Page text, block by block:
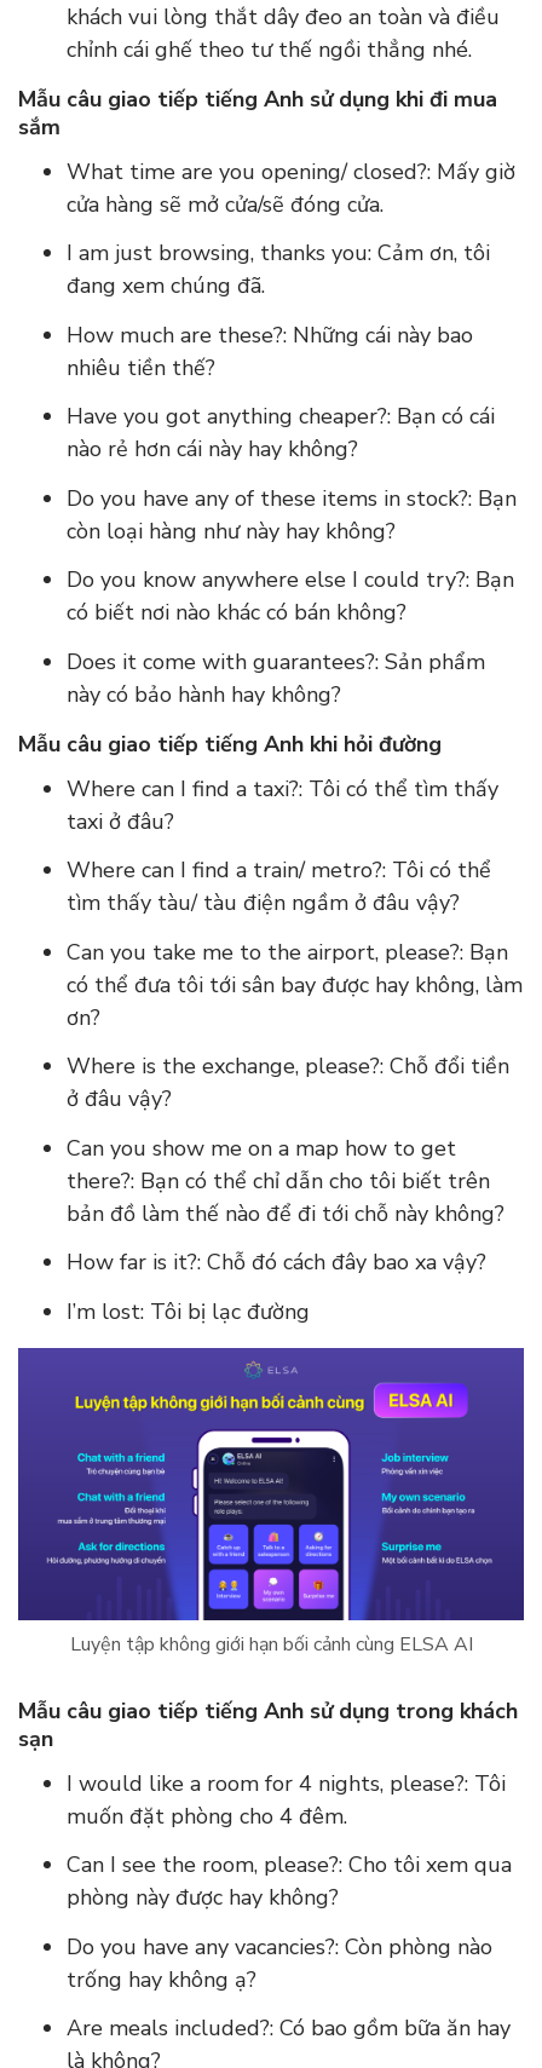
khách vui lòng thắt dây đeo an toàn và điều
chỉnh cái ghế theo tư thế ngồi thẳng nhé.
Mẫu câu giao tiếp tiếng Anh sử dụng khi đi mua
sắm
What time are you opening/ closed?: Mấy giờ
cửa hàng sẽ mở cửa/sẽ đóng cửa.
I am just browsing, thanks you: Cảm ơn, tôi
đang xem chúng đã.
How much are these?: Những cái này bao
nhiêu tiền thế?
Have you got anything cheaper?: Bạn có cái
nào rẻ hơn cái này hay không?
Do you have any of these items in stock?: Bạn
còn loại hàng như này hay không?
Do you know anywhere else I could try?: Bạn
có biết nơi nào khác có bán không?
Does it come with guarantees?: Sản phẩm
này có bảo hành hay không?
Mẫu câu giao tiếp tiếng Anh khi hỏi đường
Where can I find a taxi?: Tôi có thể tìm thấy
taxi ở đâu?
Where can I find a train/ metro?: Tôi có thể
tìm thấy tàu/ tàu điện ngầm ở đâu vậy?
Can you take me to the airport, please?: Bạn
có thể đưa tôi tới sân bay được hay không, làm
ơn?
Where is the exchange, please?: Chỗ đổi tiền
ở đâu vậy?
Can you show me on a map how to get
there?: Bạn có thể chỉ dẫn cho tôi biết trên
bản đồ làm thế nào để đi tới chỗ này không?
How far is it?: Chỗ đó cách đây bao xa vậy?
I’m lost: Tôi bị lạc đường
Luyện tập không giới hạn bối cảnh cùng ELSA AI
Mẫu câu giao tiếp tiếng Anh sử dụng trong khách
sạn
I would like a room for 4 nights, please?: Tôi
muốn đặt phòng cho 4 đêm.
Can I see the room, please?: Cho tôi xem qua
phòng này được hay không?
Do you have any vacancies?: Còn phòng nào
trống hay không ạ?
Are meals included?: Có bao gồm bữa ăn hay
là không?